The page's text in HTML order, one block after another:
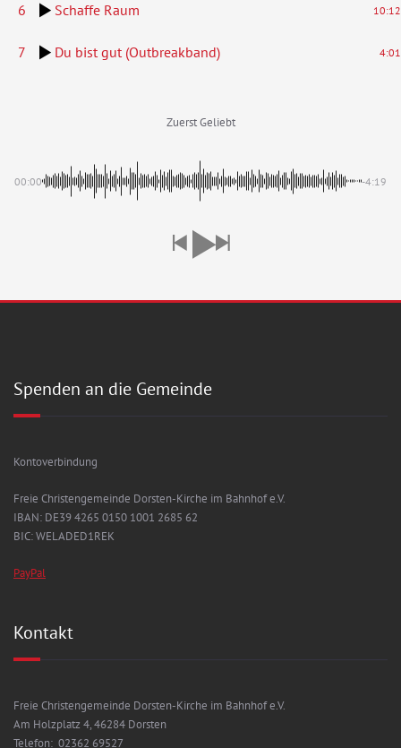
6 Schaffe Raum 10:12
7 Du bist gut (Outbreakband) 4:01
Zuerst Geliebt
00:00 -4:19
Spenden an die Gemeinde
Kontoverbindung
Freie Christengemeinde Dorsten-Kirche im Bahnhof e.V.
IBAN: DE39 4265 0150 1001 2685 62
BIC: WELADED1REK
PayPal
Kontakt
Freie Christengemeinde Dorsten-Kirche im Bahnhof e.V.
Am Holzplatz 4, 46284 Dorsten
Telefon: 02362 69527